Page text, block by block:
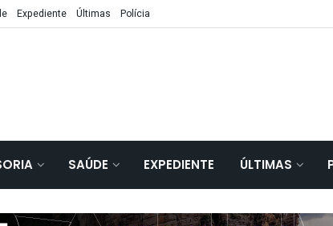
Expediente Últimas Polícia
SAÚDE EXPEDIENTE ÚLTIMAS